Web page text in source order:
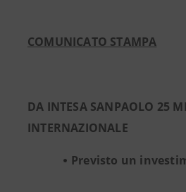
COMUNICATO STAMPA
DA INTESA SANPAOLO 25
INTERNAZIONALE
Previsto un